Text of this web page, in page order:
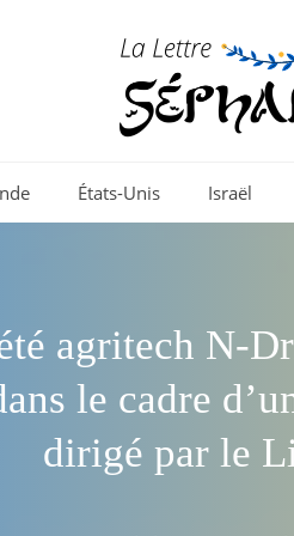
États-Unis Israël
agritech N-
le cadre
dirigé par le